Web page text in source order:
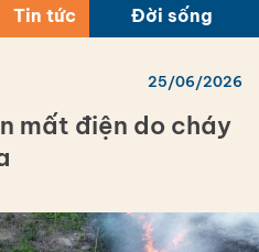
Tin tức Đời sống
25/06/2026
mất điện do cháy